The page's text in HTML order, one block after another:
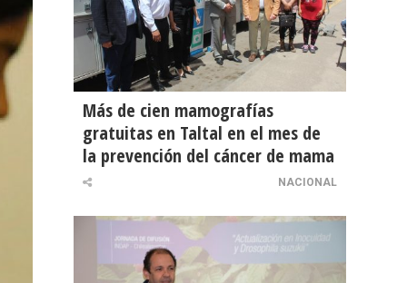
Más de cien mamografías
gratuitas en Taltal en el mes de
la prevención del cáncer de mama
NACIONAL